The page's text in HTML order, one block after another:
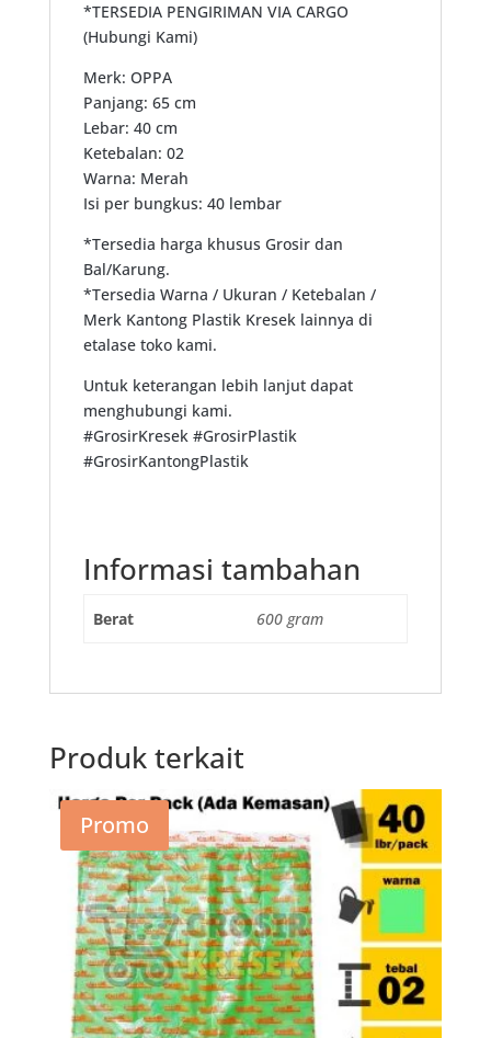
*TERSEDIA PENGIRIMAN VIA CARGO
(Hubungi Kami)
Merk: OPPA
Panjang: 65 cm
Lebar: 40 cm
Ketebalan: 02
Warna: Merah
Isi per bungkus: 40 lembar
*Tersedia harga khusus Grosir dan
Bal/Karung.
*Tersedia Warna / Ukuran / Ketebalan /
Merk Kantong Plastik Kresek lainnya di
etalase toko kami.
Untuk keterangan lebih lanjut dapat
menghubungi kami.
#GrosirKresek #GrosirPlastik
#GrosirKantongPlastik
Informasi tambahan
Berat 600 gram
Produk terkait
Promo